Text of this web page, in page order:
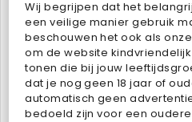
Wij begrijpen dat het
een veilige manier gebruik
beschouwen het ook als
om de website
tonen die bij jouw
dat je nog geen 18 jaar of
automatisch geen
bedoeld zijn voor een